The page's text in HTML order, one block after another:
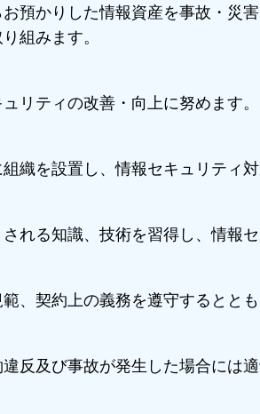
預かりした情報資産を事故・災
組みます。
リティの改善・向上に努めます。
を設置し、情報セキュリティ
る知識、技術を習得し、情報
契約上の義務を遵守するととも
及び事故が発生した場合には適